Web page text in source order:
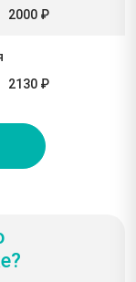
2000 ₽
2130 ₽